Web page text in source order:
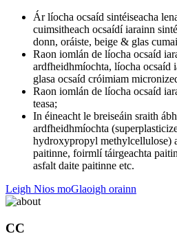
Ár líocha ocsaíd sintéiseacha
cuimsitheach ocsaídí iarainn
donn, oráiste, beige & glas
Raon iomlán de líocha ocsaíd
ardfheidhmíochta, líocha ocsaíd
glasa ocsaíd cróimiam
Raon iomlán de líocha ocsaíd
teasa;
In éineacht le breiseáin sraith
ardfheidhmíochta
hydroxypropyl methylcellulose)
paitinne, foirmlí táirgeachta
asfalt daite paitinne etc.
Leigh Nios moGlaoigh orainn
CC